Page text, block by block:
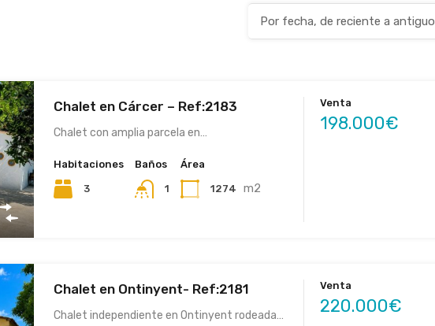
Por fecha, de reciente a antiguo
Chalet en Cárcer – Ref:2183
Chalet con amplia parcela en…
Habitaciones
3
Baños
1
Área
1274 m2
Venta
198.000€
Chalet en Ontinyent- Ref:2181
Chalet independiente en Ontinyent rodeada…
Venta
220.000€